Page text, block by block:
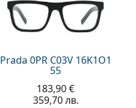
Prada 0PR C03V 16K1O1
55
183,90 €
359,70 лв.